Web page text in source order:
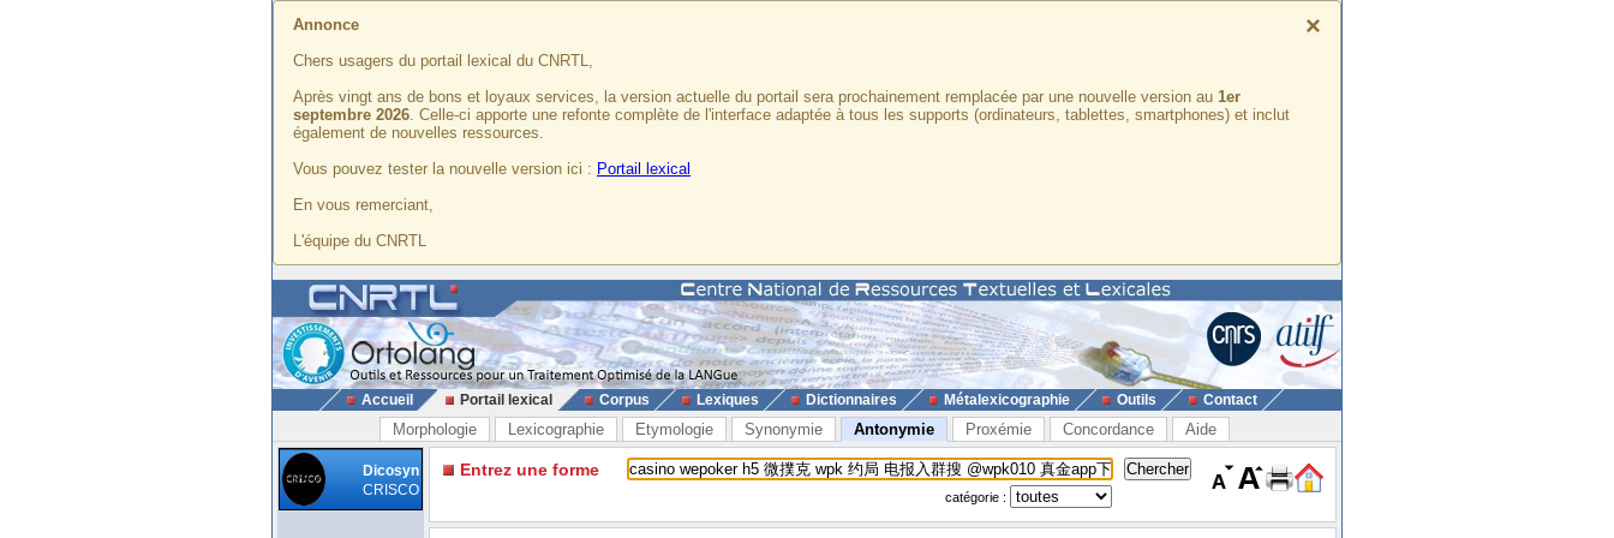
×
Annonce
Chers usagers du portail lexical du CNRTL,
Après vingt ans de bons et loyaux services, la version actuelle du portail sera prochainement remplacée par une nouvelle version au 1er
septembre 2026. Celle-ci apporte une refonte complète de l'interface adaptée à tous les supports (ordinateurs, tablettes, smartphones) et inclut
également de nouvelles ressources.
Vous pouvez tester la nouvelle version ici : Portail lexical
En vous remerciant,
L'équipe du CNRTL
Accueil Portail lexical Corpus Lexiques Dictionnaires Métalexicographie Outils Contact
Morphologie Lexicographie Etymologie Synonymie Antonymie Proxémie Concordance Aide
Dicosyn
CRISCO
Entrez une forme
catégorie :